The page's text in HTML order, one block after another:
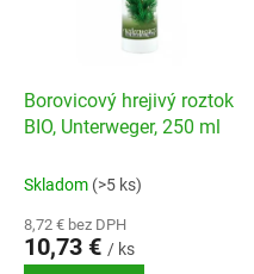
Borovicový hrejivý roztok
BIO, Unterweger, 250 ml
Skladom (>5 ks)
8,72 € bez DPH
10,73 € / ks